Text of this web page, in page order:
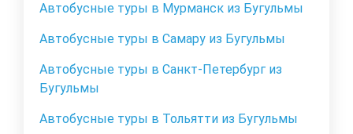
Автобусные туры в Мурманск из Бугульмы
Автобусные туры в Самару из Бугульмы
Автобусные туры в Санкт-Петербург из
Бугульмы
Автобусные туры в Тольятти из Бугульмы